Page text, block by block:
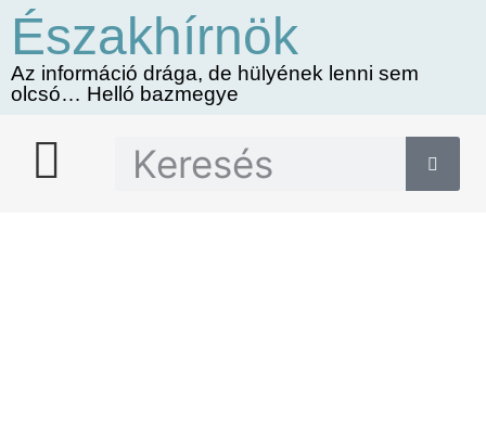
Északhírnök
Az információ drága, de hülyének lenni sem
olcsó… Helló bazmegye